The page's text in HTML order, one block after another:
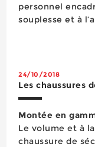
personnel
souplesse et à
24/10/2018
Les chaussures
Montée en
Le volume et à
chaussure de